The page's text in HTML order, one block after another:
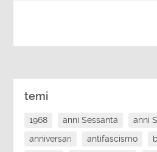
temi
1968 anni Sessanta
anni
anniversari
antifascismo